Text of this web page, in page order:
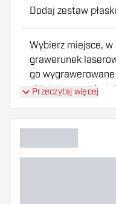
Dodaj zestaw
Wybierz miejsce,
grawerunek
go
różni się na rodzaj
Przeczytaj więcej